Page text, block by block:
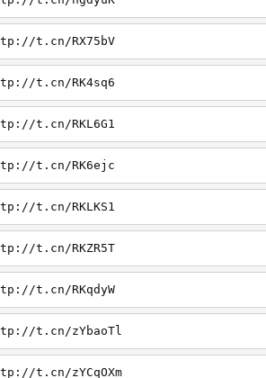
t.cn/RX75bV
t.cn/RK4sq6
t.cn/RKL6G1
t.cn/RK6ejc
t.cn/RKLKS1
t.cn/RKZR5T
t.cn/RKqdyW
t.cn/zYbaoTl
t.cn/zYCqOXm